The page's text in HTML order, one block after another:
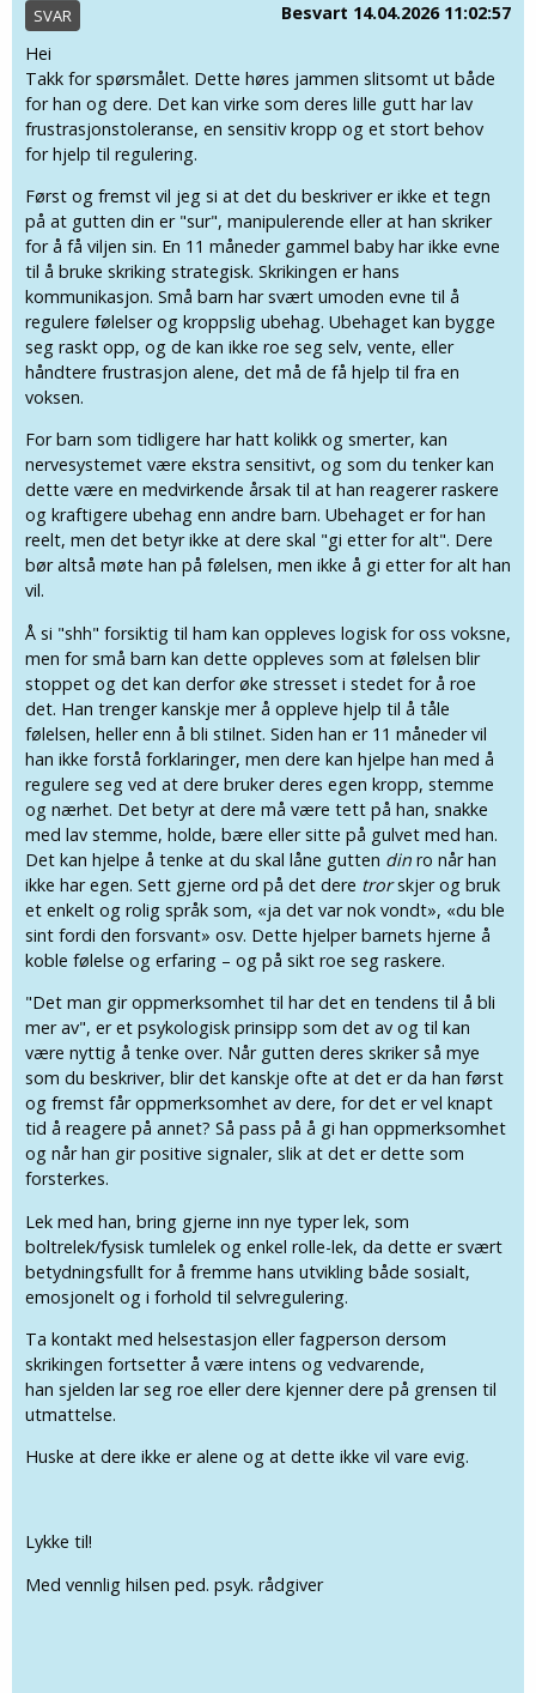
SVAR
Besvart 14.04.2026 11:02:57
Hei
Takk for spørsmålet. Dette høres jammen slitsomt ut både
for han og dere. Det kan virke som deres lille gutt har lav
frustrasjonstoleranse, en sensitiv kropp og et stort behov
for hjelp til regulering.
Først og fremst vil jeg si at det du beskriver er ikke et tegn
på at gutten din er "sur", manipulerende eller at han skriker
for å få viljen sin. En 11 måneder gammel baby har ikke evne
til å bruke skriking strategisk. Skrikingen er hans
kommunikasjon. Små barn har svært umoden evne til å
regulere følelser og kroppslig ubehag. Ubehaget kan bygge
seg raskt opp, og de kan ikke roe seg selv, vente, eller
håndtere frustrasjon alene, det må de få hjelp til fra en
voksen.
For barn som tidligere har hatt kolikk og smerter, kan
nervesystemet være ekstra sensitivt, og som du tenker kan
dette være en medvirkende årsak til at han reagerer raskere
og kraftigere ubehag enn andre barn. Ubehaget er for han
reelt, men det betyr ikke at dere skal "gi etter for alt". Dere
bør altså møte han på følelsen, men ikke å gi etter for alt han
vil.
Å si "shh" forsiktig til ham kan oppleves logisk for oss voksne,
men for små barn kan dette oppleves som at følelsen blir
stoppet og det kan derfor øke stresset i stedet for å roe
det. Han trenger kanskje mer å oppleve hjelp til å tåle
følelsen, heller enn å bli stilnet. Siden han er 11 måneder vil
han ikke forstå forklaringer, men dere kan hjelpe han med å
regulere seg ved at dere bruker deres egen kropp, stemme
og nærhet. Det betyr at dere må være tett på han, snakke
med lav stemme, holde, bære eller sitte på gulvet med han.
Det kan hjelpe å tenke at du skal låne gutten dinro når han
ikke har egen. Sett gjerne ord på det dere trorskjer og bruk
et enkelt og rolig språk som, «ja det var nok vondt», «du ble
sint fordi den forsvant» osv. Dette hjelper barnets hjerne å
koble følelse og erfaring – og på sikt roe seg raskere.
"Det man gir oppmerksomhet til har det en tendens til å bli
mer av", er et psykologisk prinsipp som det av og til kan
være nyttig å tenke over. Når gutten deres skriker så mye
som du beskriver, blir det kanskje ofte at det er da han først
og fremst får oppmerksomhet av dere, for det er vel knapt
tid å reagere på annet? Så pass på å gi han oppmerksomhet
og når han gir positive signaler, slik at det er dette som
forsterkes.
Lek med han, bring gjerne inn nye typer lek, som
boltrelek/fysisk tumlelek og enkel rolle-lek, da dette er svært
betydningsfullt for å fremme hans utvikling både sosialt,
emosjonelt og i forhold til selvregulering.
Ta kontakt med helsestasjon eller fagperson dersom
skrikingen fortsetter å være intens og vedvarende,
han sjelden lar seg roe eller dere kjenner dere på grensen til
utmattelse.
Huske at dere ikke er alene og at dette ikke vil vare evig.
Lykke til!
Med vennlig hilsen ped. psyk. rådgiver